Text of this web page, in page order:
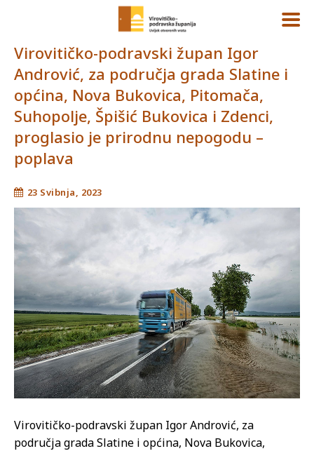
Virovitičko-podravski župan Igor
Andrović, za područja grada Slatine i
općina, Nova Bukovica, Pitomača,
Suhopolje, Špišić Bukovica i Zdenci,
proglasio je prirodnu nepogodu –
poplava
23 Svibnja, 2023
Virovitičko-podravski župan Igor Andrović, za
područja grada Slatine i općina, Nova Bukovica,